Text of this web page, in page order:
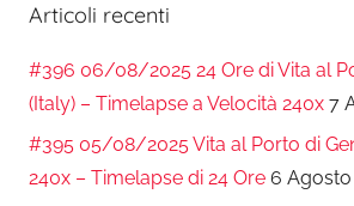
Articoli recenti
#396 06/08/2025 24 Ore di Vita al
(Italy) – Timelapse a Velocità 240x 7
#395 05/08/2025 Vita al Porto di
240x – Timelapse di 24 Ore 6 Agosto